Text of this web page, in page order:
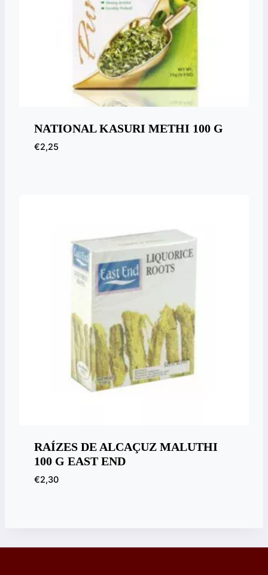
NATIONAL KASURI METHI 100 G
€2,25
RAÍZES DE ALCAÇUZ MALUTHI
100 G EAST END
€2,30